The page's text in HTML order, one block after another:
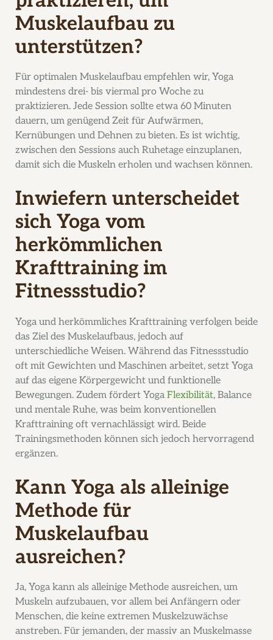
Muskelaufbau zu
unterstützen?
Für optimalen Muskelaufbau empfehlen wir, Yoga
mindestens drei- bis viermal pro Woche zu
praktizieren. Jede Session sollte etwa 60 Minuten
dauern, um genügend Zeit für Aufwärmen,
Kernübungen und Dehnen zu bieten. Es ist wichtig,
zwischen den Sessions auch Ruhetage einzuplanen,
damit sich die Muskeln erholen und wachsen können.
Inwiefern unterscheidet
sich Yoga vom
herkömmlichen
Krafttraining im
Fitnessstudio?
Yoga und herkömmliches Krafttraining verfolgen beide
das Ziel des Muskelaufbaus, jedoch auf
unterschiedliche Weisen. Während das Fitnessstudio
oft mit Gewichten und Maschinen arbeitet, setzt Yoga
auf das eigene Körpergewicht und funktionelle
Bewegungen. Zudem fördert Yoga Flexibilität, Balance
und mentale Ruhe, was beim konventionellen
Krafttraining oft vernachlässigt wird. Beide
Trainingsmethoden können sich jedoch hervorragend
ergänzen.
Kann Yoga als alleinige
Methode für
Muskelaufbau
ausreichen?
Ja, Yoga kann als alleinige Methode ausreichen, um
Muskeln aufzubauen, vor allem bei Anfängern oder
Menschen, die keine extremen Muskelzuwächse
anstreben. Für jemanden, der massiv an Muskelmasse